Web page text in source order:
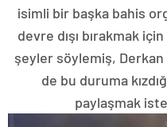
isimli bir başka bahis
devre dışı bırakmak
şeyler söylemiş, Derkan
de bu duruma
paylaşmak